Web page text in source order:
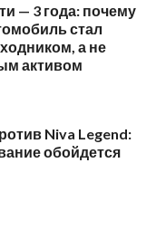
— 3 года: почему
стал
а не
активом
Niva Legend:
обойдется